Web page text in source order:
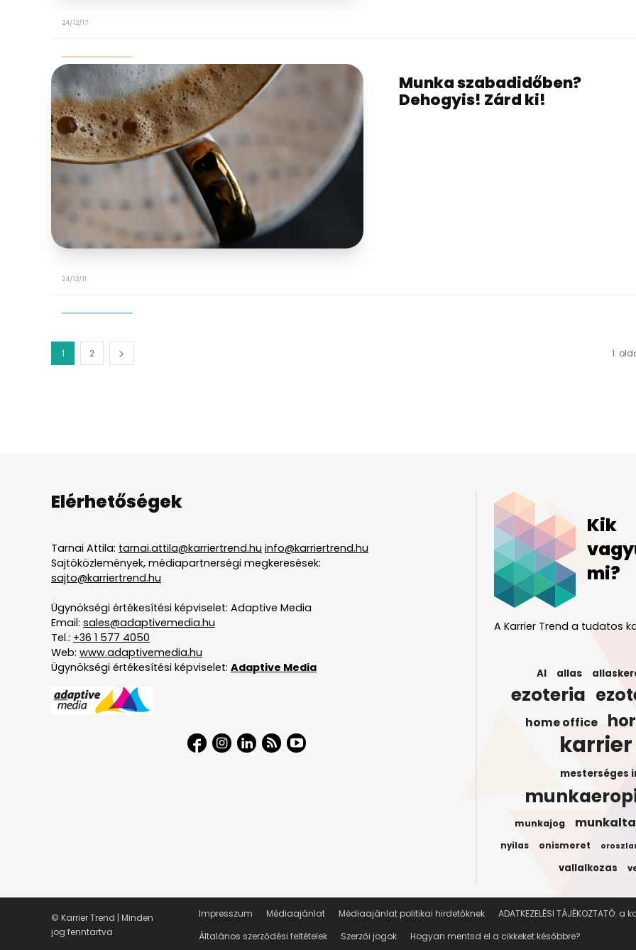
24/12/17
Munka szabadidőben?
Dehogyis! Zárd ki!
24/12/11
1 2 1.
Elérhetőségek
Tarnai Attila: tarnai.attila@karriertrend.hu info@karriertrend.hu
Sajtóközlemények, médiapartnerségi megkeresések:
sajto@karriertrend.hu
Ügynökségi értékesítési képviselet: Adaptive Media
Email: sales@adaptivemedia.hu
Tel.: +36 1 577 4050
Web: www.adaptivemedia.hu
Ügynökségi értékesítési képviselet: Adaptive Media
Kik
mi?
A Karrier Trend a tudatos
AI allas
ezoteria
home office
karrier
mesterséges
munkajog
nyilas onismeret
vallalkozas
Impresszum Médiaajánlat Médiaajánlat politikai hirdetőknek
ADATKEZELÉSI
Általános szerződési feltételek
Szerzői jogok Hogyan mentsd el a cikkeket későbbre?
© Karrier Trend | Minden
jog fenntartva